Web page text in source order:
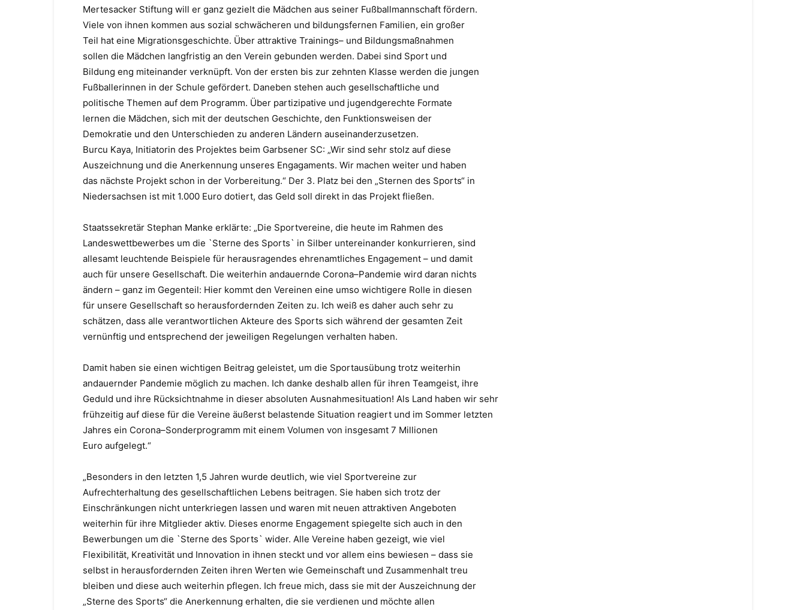
Mertesacker Stiftung will er ganz gezielt die Mädchen aus seiner Fußballmannschaft fördern.
Viele von ihnen kommen aus sozial schwächeren und bildungsfernen Familien, ein großer
Teil hat eine Migrationsgeschichte. Über attraktive Trainings– und Bildungsmaßnahmen
sollen die Mädchen langfristig an den Verein gebunden werden. Dabei sind Sport und
Bildung eng miteinander verknüpft. Von der ersten bis zur zehnten Klasse werden die jungen
Fußballerinnen in der Schule gefördert. Daneben stehen auch gesellschaftliche und
politische Themen auf dem Programm. Über partizipative und jugendgerechte Formate
lernen die Mädchen, sich mit der deutschen Geschichte, den Funktionsweisen der
Demokratie und den Unterschieden zu anderen Ländern auseinanderzusetzen.
Burcu Kaya, Initiatorin des Projektes beim Garbsener SC: „Wir sind sehr stolz auf diese
Auszeichnung und die Anerkennung unseres Engagaments. Wir machen weiter und haben
das nächste Projekt schon in der Vorbereitung.“ Der 3. Platz bei den „Sternen des Sports“ in
Niedersachsen ist mit 1.000 Euro dotiert, das Geld soll direkt in das Projekt fließen.
Staatssekretär Stephan Manke erklärte: „Die Sportvereine, die heute im Rahmen des
Landeswettbewerbes um die `Sterne des Sports` in Silber untereinander konkurrieren, sind
allesamt leuchtende Beispiele für herausragendes ehrenamtliches Engagement – und damit
auch für unsere Gesellschaft. Die weiterhin andauernde Corona–Pandemie wird daran nichts
ändern – ganz im Gegenteil: Hier kommt den Vereinen eine umso wichtigere Rolle in diesen
für unsere Gesellschaft so herausfordernden Zeiten zu. Ich weiß es daher auch sehr zu
schätzen, dass alle verantwortlichen Akteure des Sports sich während der gesamten Zeit
vernünftig und entsprechend der jeweiligen Regelungen verhalten haben.
Damit haben sie einen wichtigen Beitrag geleistet, um die Sportausübung trotz weiterhin
andauernder Pandemie möglich zu machen. Ich danke deshalb allen für ihren Teamgeist, ihre
Geduld und ihre Rücksichtnahme in dieser absoluten Ausnahmesituation! Als Land haben wir sehr
frühzeitig auf diese für die Vereine äußerst belastende Situation reagiert und im Sommer letzten
Jahres ein Corona–Sonderprogramm mit einem Volumen von insgesamt 7 Millionen
Euro aufgelegt.“
„Besonders in den letzten 1,5 Jahren wurde deutlich, wie viel Sportvereine zur
Aufrechterhaltung des gesellschaftlichen Lebens beitragen. Sie haben sich trotz der
Einschränkungen nicht unterkriegen lassen und waren mit neuen attraktiven Angeboten
weiterhin für ihre Mitglieder aktiv. Dieses enorme Engagement spiegelte sich auch in den
Bewerbungen um die `Sterne des Sports` wider. Alle Vereine haben gezeigt, wie viel
Flexibilität, Kreativität und Innovation in ihnen steckt und vor allem eins bewiesen – dass sie
selbst in herausfordernden Zeiten ihren Werten wie Gemeinschaft und Zusammenhalt treu
bleiben und diese auch weiterhin pflegen. Ich freue mich, dass sie mit der Auszeichnung der
„Sterne des Sports“ die Anerkennung erhalten, die sie verdienen und möchte allen